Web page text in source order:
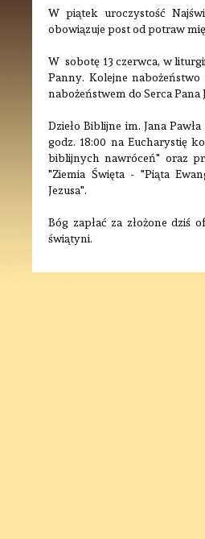
W piątek uroczystość
obowiązuje post od potraw
W sobotę 13 czerwca, w
Panny. Kolejne
nabożeństwem do Serca Pana
Dzieło Biblijne im. Jana
godz. 18:00 na Eucharystię
biblijnych nawróceń" oraz
"Ziemia Święta - "Piąta
Jezusa".
Bóg zapłać za złożone dziś
świątyni.